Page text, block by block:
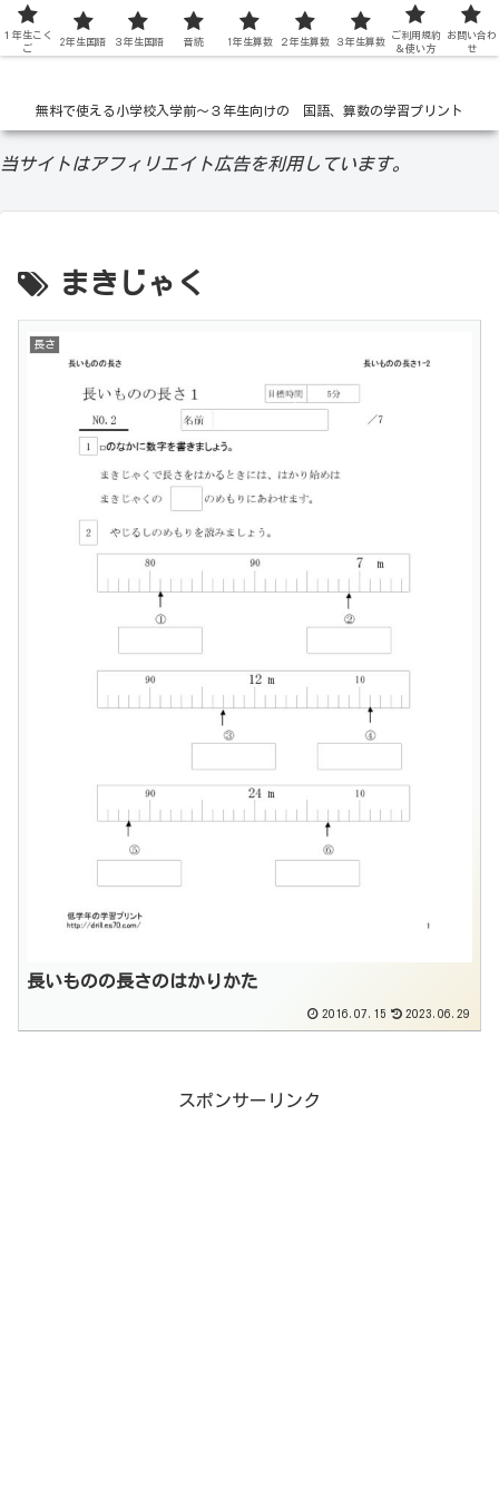
低学年の無料学習ドリル
無料で使える小学校入学前〜３年生向けの 国語、算数の学習プリント
当サイトはアフィリエイト広告を利用しています。
まきじゃく
長さ
長いものの長さのはかりかた
2016.07.15 2023.06.29
スポンサーリンク
１年生こく
ご
2年生国語 ３年生国語 音読 1年生算数 ２年生算数 ３年生算数
ご利用規約
＆使い方
お問い合わ
せ